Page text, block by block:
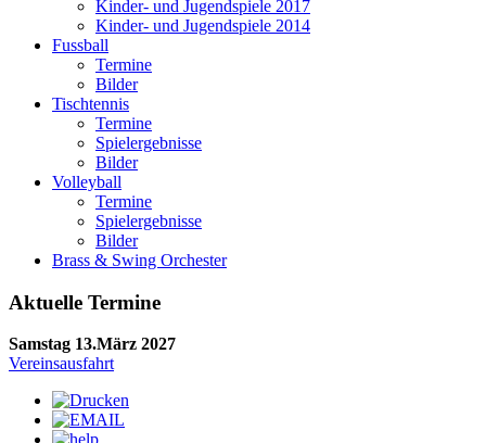
Kinder- und Jugendspiele 2017
Kinder- und Jugendspiele 2014
Fussball
Termine
Bilder
Tischtennis
Termine
Spielergebnisse
Bilder
Volleyball
Termine
Spielergebnisse
Bilder
Brass & Swing Orchester
Aktuelle Termine
Samstag 13.März 2027
Vereinsausfahrt